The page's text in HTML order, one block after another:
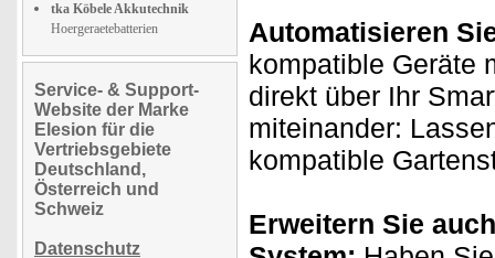
tka Köbele Akkutechnik
Hoergeraetebatterien
Service- & Support-
Website der Marke
Elesion für die
Vertriebsgebiete
Deutschland,
Österreich und
Schweiz
Datenschutz
Automatisieren
kompatible Geräte
direkt über Ihr
miteinander:
kompatible
Erweitern Sie